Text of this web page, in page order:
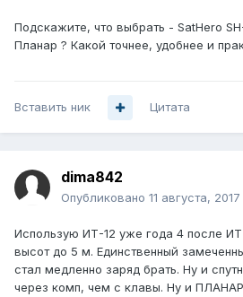
Подскажите, что выбрать - SatHero
Планар ? Какой точнее, удобнее и
Вставить ник Цитата
dima842
Опубликовано 11 августа, 2017
Использую ИТ-12 уже года 4 после
высот до 5 м. Единственный
стал медленно заряд брать. Ну и
через комп, чем с клавы. Ну и ПЛАНАР